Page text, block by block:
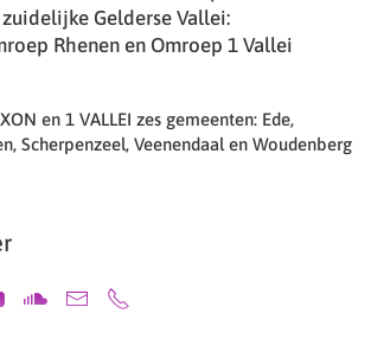
Gelderse Vallei:
Rhenen en Omroep 1 Vallei
en 1 VALLEI zes gemeenten: Ede,
Scherpenzeel, Veenendaal en Woudenberg